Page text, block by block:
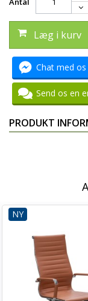
Læg i kurv
Chat med
Send os en
PRODUKT
NY